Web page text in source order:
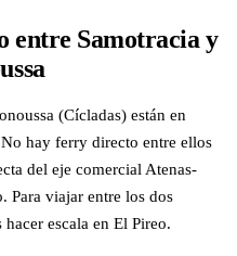
entre Samotracia y
(Cícladas) están en
hay ferry directo entre ellos
del eje comercial Atenas-
Para viajar entre los dos
escala en El Pireo.